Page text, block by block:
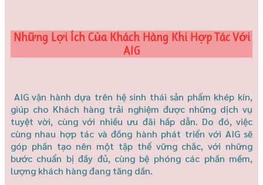
Những Lợi Ích Của Khách Hàng Khi Hợp Tác Với
AIG
AIG vận hành dựa trên hệ sinh thái sản phẩm khép kín,
giúp cho Khách hàng trải nghiệm được những dịch vụ
tuyệt vời, cùng với nhiều ưu đãi hấp dẫn. Do đó, việc
cùng nhau hợp tác và đồng hành phát triển với AIG sẽ
góp phần tạo nên một tập thể vững chắc, với những
bước chuẩn bị đầy đủ, cùng bệ phóng các phần mềm,
lượng khách hàng đang tăng dần.